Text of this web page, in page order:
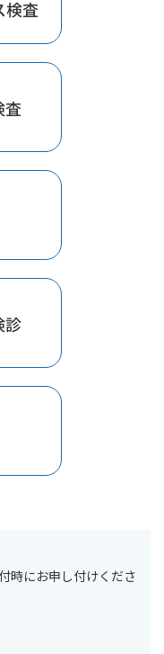
時にお申し付けくださ